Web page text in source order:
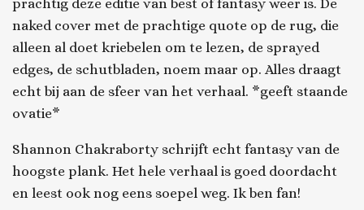
naked cover met de prachtige quote op de rug, die
alleen al doet kriebelen om te lezen, de sprayed
edges, de schutbladen, noem maar op. Alles draagt
echt bij aan de sfeer van het verhaal. *geeft staande
ovatie*
Shannon Chakraborty schrijft echt fantasy van de
hoogste plank. Het hele verhaal is goed doordacht
en leest ook nog eens soepel weg. Ik ben fan!